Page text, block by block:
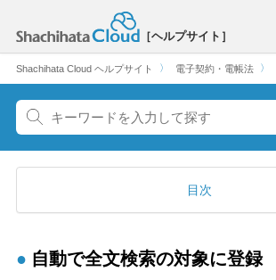
［ヘルプサイト］
Shachihata Cloud ヘルプサイト 〉 電子契約・電帳法 〉
目次
自動で全文検索の対象に登録